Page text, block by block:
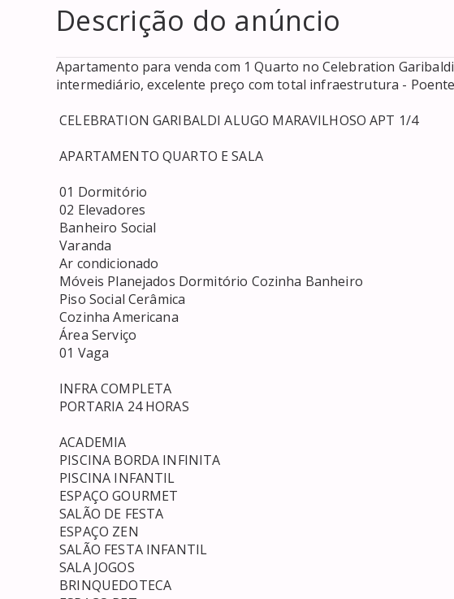
Descrição do anúncio
Apartamento para venda com 1 Quarto no Celebration
intermediário, excelente preço com total infraestrutura - Poente
CELEBRATION GARIBALDI ALUGO MARAVILHOSO APT 1/4
APARTAMENTO QUARTO E SALA
01 Dormitório
02 Elevadores
Varanda
Ar condicionado
Cozinha Americana
Área Serviço
01 Vaga
ACADEMIA
SALÃO DE FESTA
SALÃO FESTA INFANTIL
SALA JOGOS